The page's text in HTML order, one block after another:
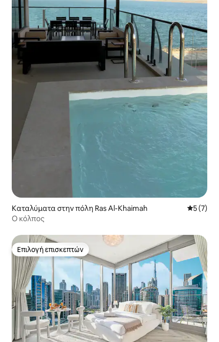
Καταλύματα στην πόλη Ras Al-Khaimah Μέση
5 (7)
Ο κόλπος
Επιλογή επισκεπτών
Επιλογή επισκεπτών